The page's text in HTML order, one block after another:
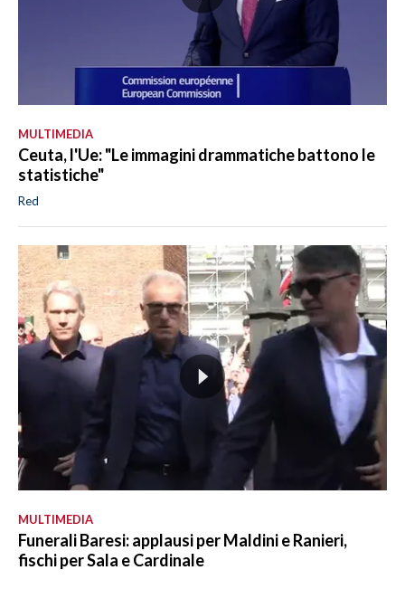
MULTIMEDIA
Ceuta, l'Ue: "Le immagini drammatiche battono le
statistiche"
Red
MULTIMEDIA
Funerali Baresi: applausi per Maldini e Ranieri,
fischi per Sala e Cardinale